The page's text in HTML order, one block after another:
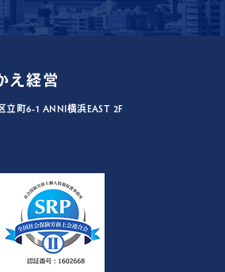
立町6-1 ANNI横浜EAST 2F